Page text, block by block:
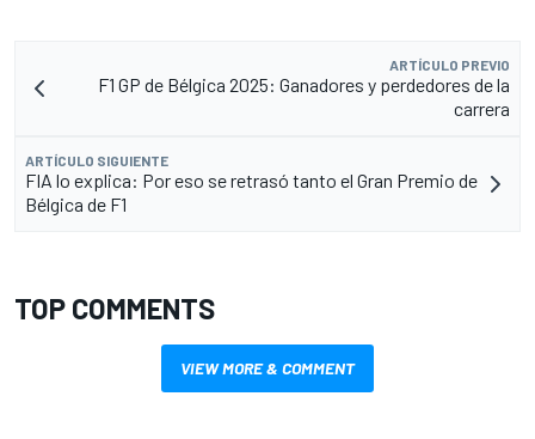
ARTÍCULO PREVIO
F1 GP de Bélgica 2025: Ganadores y perdedores de la
carrera
ARTÍCULO SIGUIENTE
FIA lo explica: Por eso se retrasó tanto el Gran Premio de
Bélgica de F1
TOP COMMENTS
VIEW MORE & COMMENT